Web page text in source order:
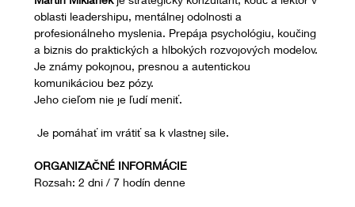
oblasti leadershipu, mentálnej odolnosti a
profesionálneho myslenia. Prepája psychológiu, koučing
a biznis do praktických a hlbokých rozvojových modelov.
Je známy pokojnou, presnou a autentickou
komunikáciou bez pózy.
Jeho cieľom nie je ľudí meniť.
Je pomáhať im vrátiť sa k vlastnej sile.
ORGANIZAČNÉ INFORMÁCIE
Rozsah: 2 dni / 7 hodín denne